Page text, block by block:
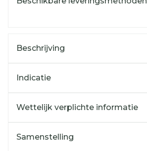
Beschrijving
Indicatie
Wettelijk verplichte informatie
Samenstelling